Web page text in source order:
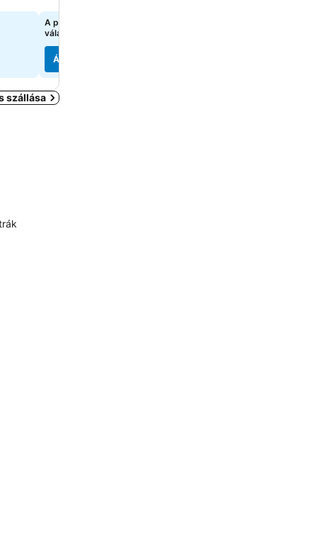
A pontos árak megtekintéséhez
válasszon dátumokat
Árak megjelenítése
szállása